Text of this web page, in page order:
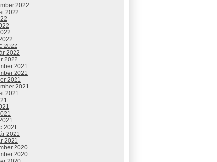
2022
2022
2022
2022
2022
2021
2021
2021
2021
2021
2021
2021
2021
2020
2020